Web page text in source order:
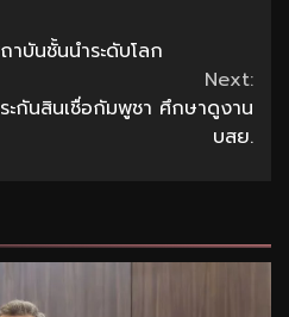
าบันชั้นนำระดับโลก
Next:
กันสินเชื่อกัมพูชา ศึกษาดูงาน
บสย.